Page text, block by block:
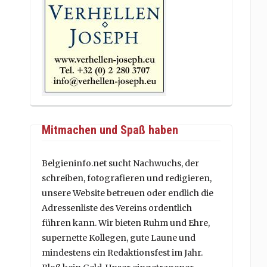
Mitmachen und Spaß haben
Belgieninfo.net sucht Nachwuchs, der
schreiben, fotografieren und redigieren,
unsere Website betreuen oder endlich die
Adressenliste des Vereins ordentlich
führen kann. Wir bieten Ruhm und Ehre,
supernette Kollegen, gute Laune und
mindestens ein Redaktionsfest im Jahr.